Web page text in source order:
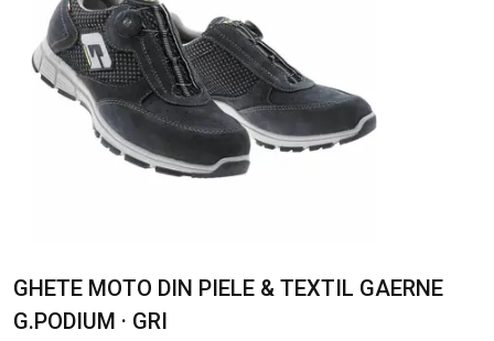
GHETE MOTO DIN PIELE & TEXTIL GAERNE
G.PODIUM · GRI